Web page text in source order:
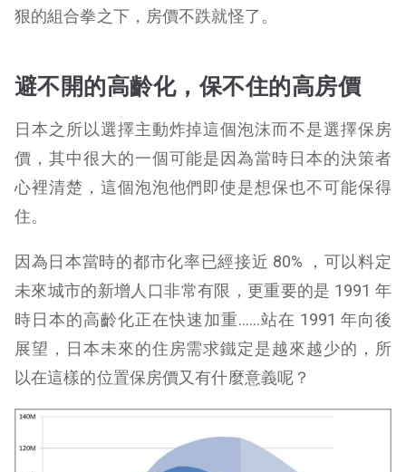
狠的組合拳之下，房價不跌就怪了。
避不開的高齡化，保不住的高房價
日本之所以選擇主動炸掉這個泡沫而不是選擇保房
價，其中很大的一個可能是因為當時日本的決策者
心裡清楚，這個泡泡他們即使是想保也不可能保得
住。
因為日本當時的都市化率已經接近 80% ，可以料定
未來城市的新增人口非常有限，更重要的是 1991 年
時日本的高齡化正在快速加重……站在 1991 年向後
展望，日本未來的住房需求鐵定是越來越少的，所
以在這樣的位置保房價又有什麼意義呢？